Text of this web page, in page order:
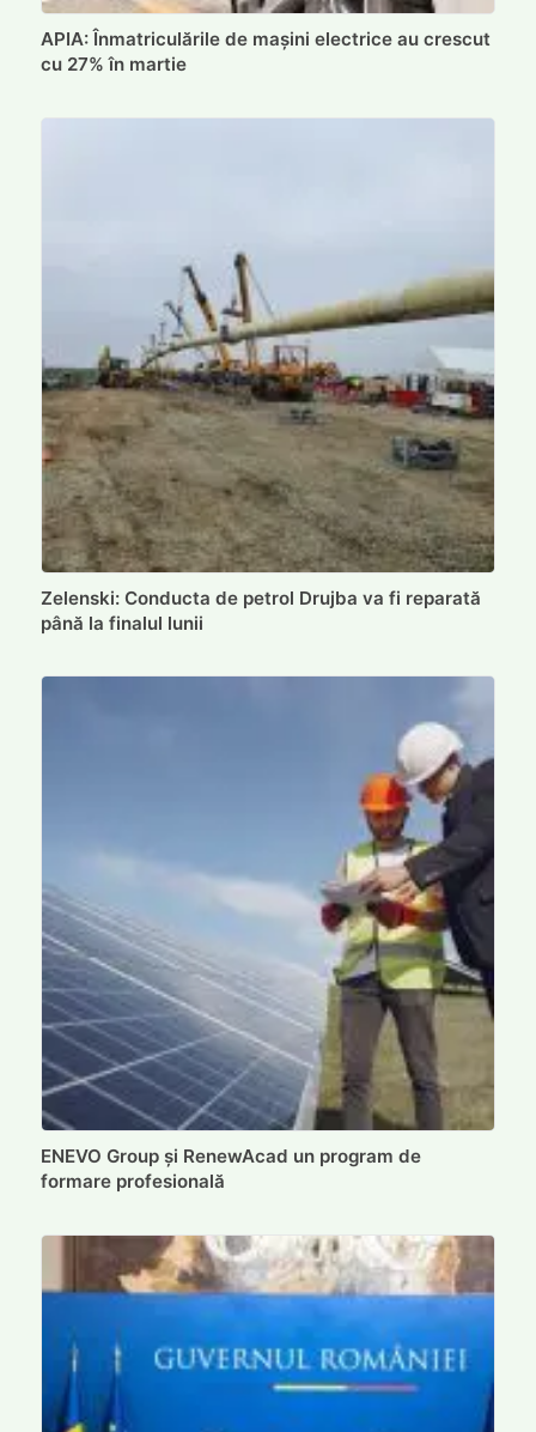
APIA: Înmatriculările de mașini electrice au crescut
cu 27% în martie
Zelenski: Conducta de petrol Drujba va fi reparată
până la finalul lunii
ENEVO Group și RenewAcad un program de
formare profesională